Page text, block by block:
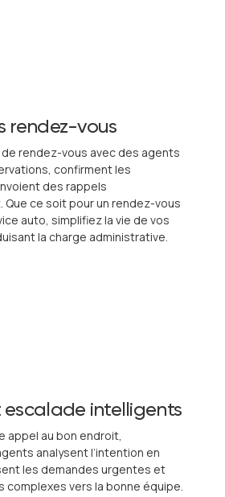
rendez-vous
rendez-vous avec des agents
confirment les
des rappels
ce soit pour un rendez-vous
auto, simplifiez la vie de vos
la charge administrative.
escalade intelligents
appel au bon endroit,
analysent l’intention en
les demandes urgentes et
complexes vers la bonne équipe.